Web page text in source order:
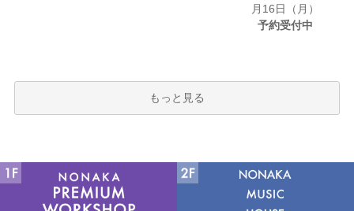
月16日（月）
予約受付中
もっと見る